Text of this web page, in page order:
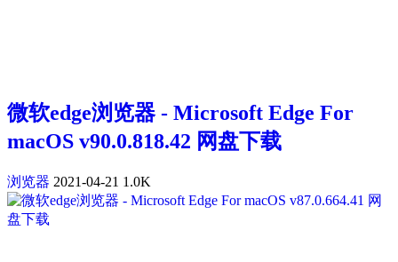
微软edge浏览器 - Microsoft Edge For
macOS v90.0.818.42 网盘下载
浏览器 2021-04-21 1.0K